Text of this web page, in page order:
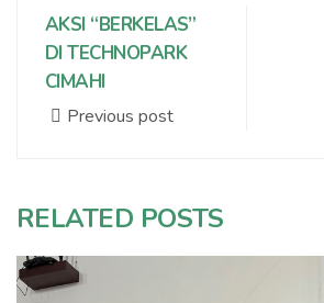
AKSI “BERKELAS”
DI TECHNOPARK
CIMAHI
Previous post
RELATED POSTS